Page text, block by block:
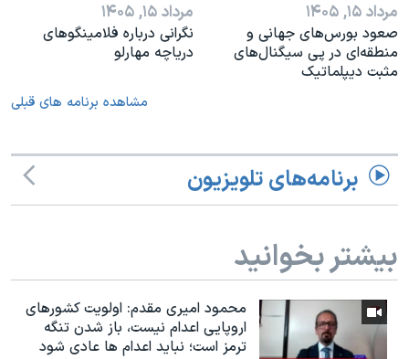
مرداد ۱۵, ۱۴۰۵
صعود بورس‌های جهانی و
منطقه‌ای در پی سیگنال‌های
مثبت دیپلماتیک
مرداد ۱۵, ۱۴۰۵
نگرانی درباره فلامینگوهای
دریاچه مهارلو
مشاهده برنامه های قبلی
برنامه‌های تلویزیون
بیشتر بخوانید
محمود امیری مقدم: اولویت کشورهای
اروپایی اعدام نیست، باز شدن تنگه
ترمز است؛ نباید اعدام ها عادی شود